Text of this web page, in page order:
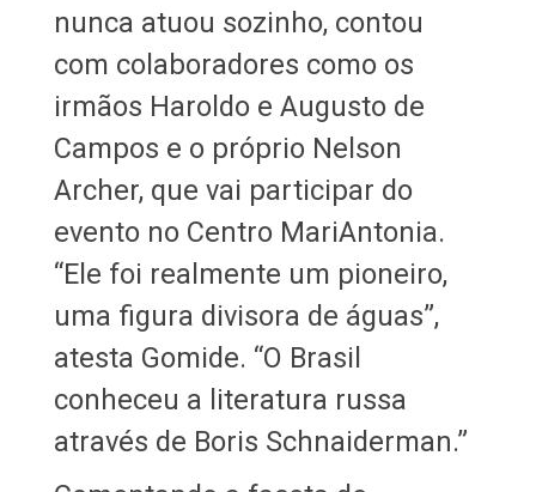
nunca atuou sozinho, contou
com colaboradores como os
irmãos Haroldo e Augusto de
Campos e o próprio Nelson
Archer, que vai participar do
evento no Centro MariAntonia.
“Ele foi realmente um pioneiro,
uma figura divisora de águas”,
atesta Gomide. “O Brasil
conheceu a literatura russa
através de Boris Schnaiderman.”